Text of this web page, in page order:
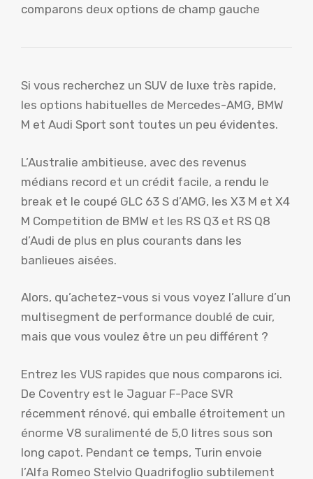
comparons deux options de champ gauche
Si vous recherchez un SUV de luxe très rapide,
les options habituelles de Mercedes-AMG, BMW
M et Audi Sport sont toutes un peu évidentes.
L’Australie ambitieuse, avec des revenus
médians record et un crédit facile, a rendu le
break et le coupé GLC 63 S d’AMG, les X3 M et X4
M Competition de BMW et les RS Q3 et RS Q8
d’Audi de plus en plus courants dans les
banlieues aisées.
Alors, qu’achetez-vous si vous voyez l’allure d’un
multisegment de performance doublé de cuir,
mais que vous voulez être un peu différent ?
Entrez les VUS rapides que nous comparons ici.
De Coventry est le Jaguar F-Pace SVR
récemment rénové, qui emballe étroitement un
énorme V8 suralimenté de 5,0 litres sous son
long capot. Pendant ce temps, Turin envoie
l’Alfa Romeo Stelvio Quadrifoglio subtilement